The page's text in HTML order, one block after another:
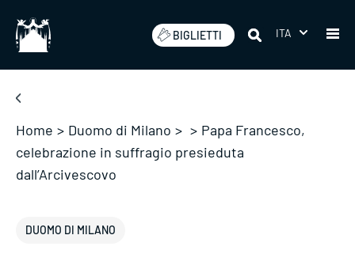
BIGLIETTI ITA
Home > Duomo di Milano > > Papa Francesco,
celebrazione in suffragio presieduta
dall’Arcivescovo
DUOMO DI MILANO